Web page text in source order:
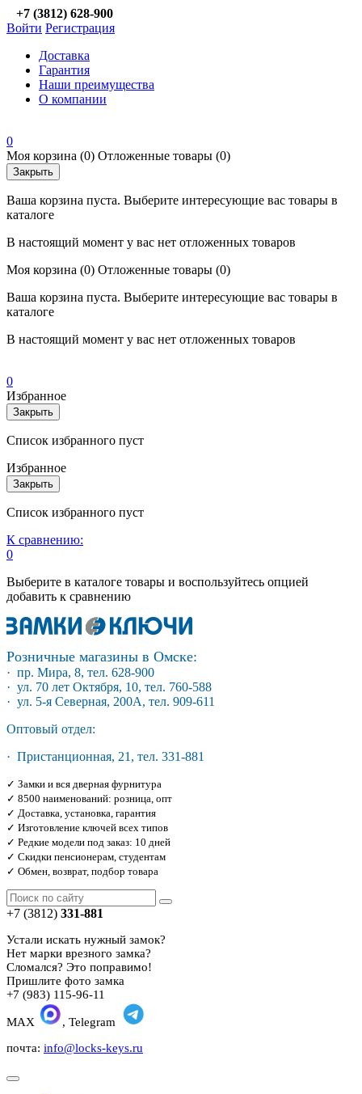
+7 (3812) 628-900
Войти Регистрация
Доставка
Гарантия
Наши преимущества
О компании
0
Моя корзина (0) Отложенные товары (0)
Закрыть
Ваша корзина пуста. Выберите интересующие вас товары в
каталоге
В настоящий момент у вас нет отложенных товаров
Моя корзина (0) Отложенные товары (0)
Ваша корзина пуста. Выберите интересующие вас товары в
каталоге
В настоящий момент у вас нет отложенных товаров
0
Избранное
Закрыть
Список избранного пуст
Избранное
Закрыть
Список избранного пуст
К сравнению:
0
Выберите в каталоге товары и воспользуйтесь опцией
добавить к сравнению
Розничные магазины в Омске:
· пр. Мира, 8, тел. 628-900
· ул. 70 лет Октября, 10, тел. 760-588
· ул. 5-я Северная, 200А, тел. 909-611
Оптовый отдел:
· Пристанционная, 21, тел. 331-881
✓ Замки и вся дверная фурнитура
✓ 8500 наименований: розница, опт
✓ Доставка, установка, гарантия
✓ Изготовление ключей всех типов
✓ Редкие модели под заказ: 10 дней
✓ Скидки пенсионерам, студентам
✓ Обмен, возврат, подбор товара
+7 (3812) 331-881
Устали искать нужный замок?
Нет марки врезного замка?
Сломался? Это поправимо!
Пришлите фото замка
+7 (983) 115-96-11
MAX
, Telegram
почта: info@locks-keys.ru